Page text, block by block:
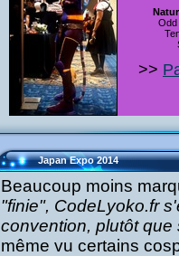
Odd
>>
Japan Expo 2014
Beaucoup moins
"finie", CodeLyoko.fr
convention, plutôt
même vu certains